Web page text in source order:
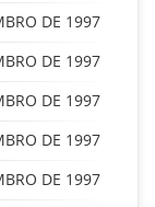
DE 1997
DE 1997
DE 1997
DE 1997
DE 1997